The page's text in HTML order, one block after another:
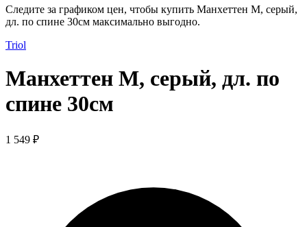
Следите за графиком цен, чтобы купить Манхеттен М, серый,
дл. по спине 30см максимально выгодно.
Triol
Манхеттен М, серый, дл. по
спине 30см
1 549 ₽